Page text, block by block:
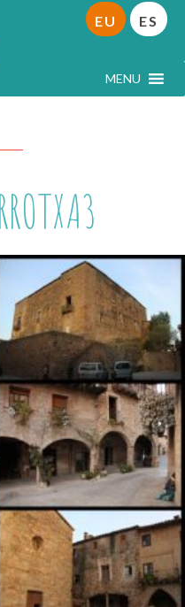
MENU
EU ES